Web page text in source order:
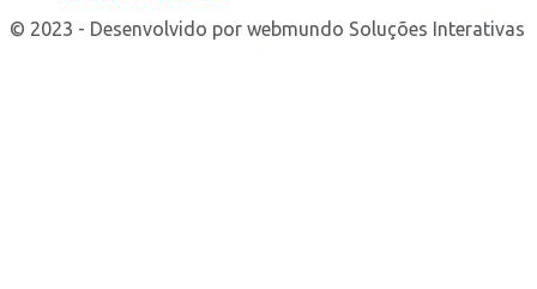
© 2023 - Desenvolvido por webmundo Soluções Interativas